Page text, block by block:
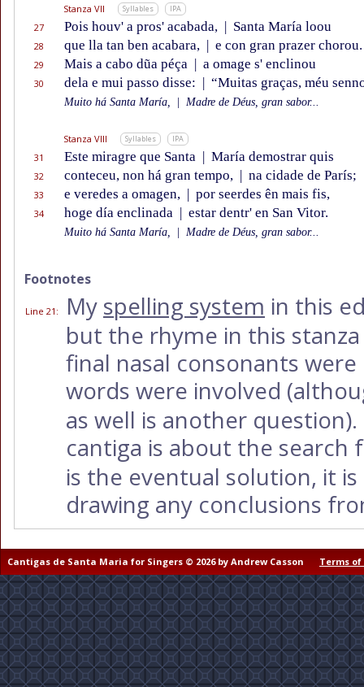
Stanza VII Syllables IPA
27 Pois houv' a pros' acabada, | Santa María loou
28 que lla tan ben acabara, | e con gran prazer chorou.
29 Mais a cabo dũa péça | a omage s' enclinou
30 dela e mui passo disse: | “Muitas graças, méu
Muito há Santa María, Madre de Déus, gran sabor...
Stanza VIII Syllables IPA
31 Este miragre que Santa | María demostrar quis
32 conteceu, non há gran tempo, | na cidade de París;
33 e veredes a omagen, | por seerdes ên mais fis,
34 hoge día enclinada | estar dentr' en San Vitor.
Muito há Santa María, Madre de Déus, gran sabor...
Footnotes
Line 21 : My spelling system in this
but the rhyme in this
final nasal consonants
words were involved
as well is another
cantiga is about the
is the eventual solution, it
drawing any conclusions
Cantigas de Santa Maria for Singers © 2026 by Andrew Casson Terms of